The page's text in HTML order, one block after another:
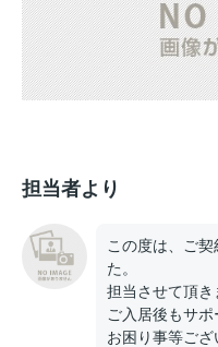
担当者より
この度は、ご
た。
担当させて頂き
ご入居後もサ
お困り事等ござ